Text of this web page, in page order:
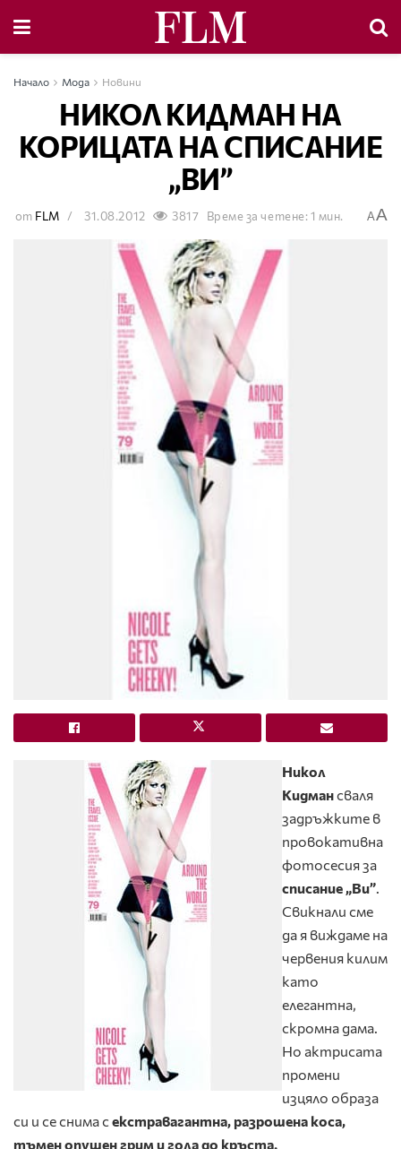
Начало Мода Новини
НИКОЛ КИДМАН НА
КОРИЦАТА НА СПИСАНИЕ
„ВИ”
от FLM 31.08.2012 3817 Време за четене: 1 мин. AA
Никол
Кидмансваля
задръжките в
провокативна
фотосесия за
списание „Ви”.
Свикнали сме
да я виждаме на
червения килим
като
елегантна,
скромна дама.
Но актрисата
промени
изцяло образа
си и се снима с екстравагантна, разрошена коса,
тъмен опушен грим и гола до кръста.